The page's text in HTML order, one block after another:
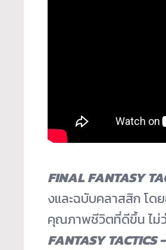
FINAL FANTASY
งและฉบับคลาสสิก โด
คุณภาพชีวิตที่ดีขึ้น ไม่
FANTASY